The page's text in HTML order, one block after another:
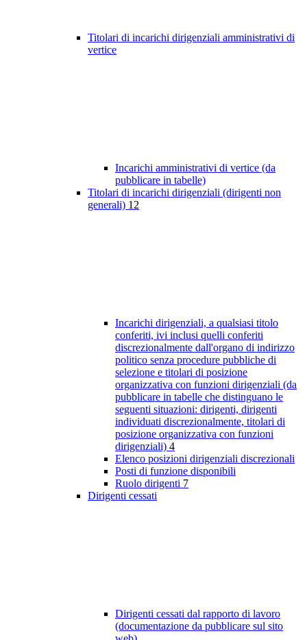
Titolari di incarichi dirigenziali amministrativi di
vertice
Incarichi amministrativi di vertice (da
pubblicare in tabelle)
Titolari di incarichi dirigenziali (dirigenti non
generali) 12
Incarichi dirigenziali, a qualsiasi titolo
conferiti, ivi inclusi quelli conferiti
discrezionalmente dall'organo di indirizzo
politico senza procedure pubbliche di
selezione e titolari di posizione
organizzativa con funzioni dirigenziali (da
pubblicare in tabelle che distinguano le
seguenti situazioni: dirigenti, dirigenti
individuati discrezionalmente, titolari di
posizione organizzativa con funzioni
dirigenziali) 4
Elenco posizioni dirigenziali discrezionali
Posti di funzione disponibili
Ruolo dirigenti 7
Dirigenti cessati
Dirigenti cessati dal rapporto di lavoro
(documentazione da pubblicare sul sito